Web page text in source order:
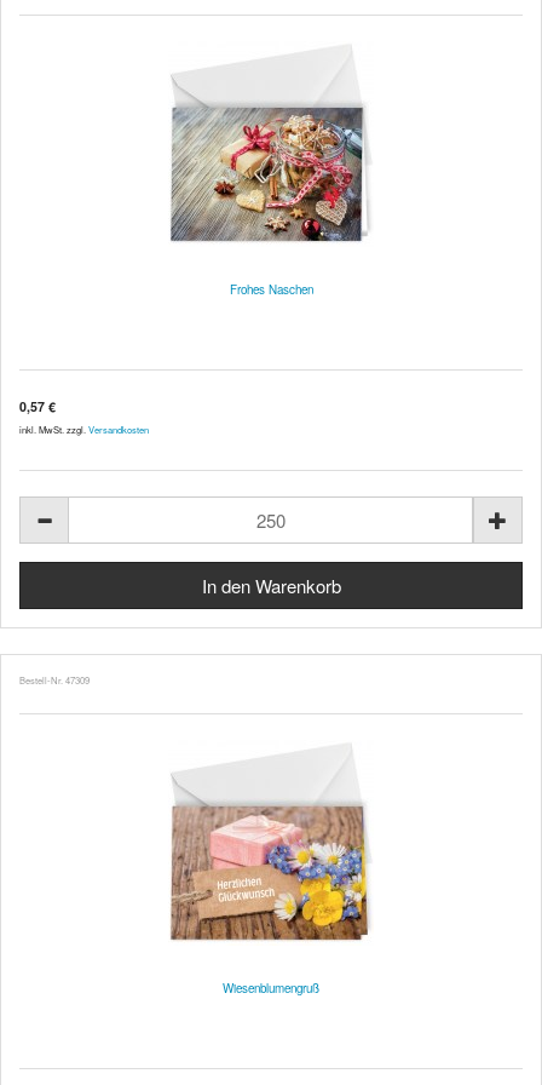
Frohes Naschen
0,57 €
inkl. MwSt. zzgl. Versandkosten
Bestell-Nr. 47309
Wiesenblumengruß